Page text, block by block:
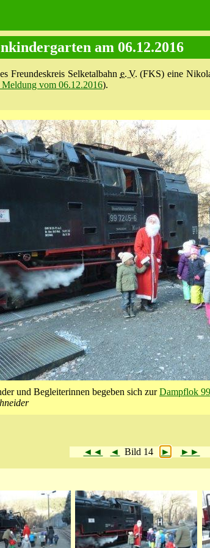
am 06.12.2016
Freundes­kreis Selketal­bahn e. V. (FKS) eine
Meldung vom 06.12.2016).
und Begleiterinnen begeben sich zurDampflok
◄◄ ◄ Bild 14 ► ►►